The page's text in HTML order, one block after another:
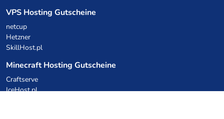
VPS Hosting Gutscheine
netcup
Hetzner
SkillHost.pl
Minecraft Hosting Gutscheine
Craftserve
IceHost.pl